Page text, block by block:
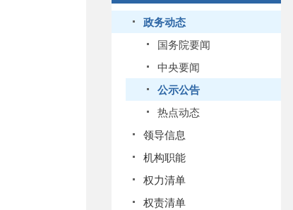
政务动态
国务院要闻
中央要闻
公示公告
热点动态
领导信息
机构职能
权力清单
权责清单